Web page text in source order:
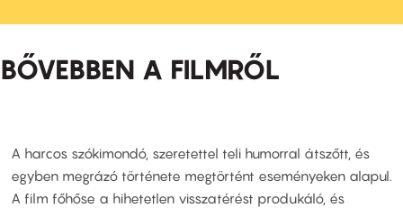
BŐVEBBEN A FILMRŐL
A harcos szókimondó, szeretettel teli humorral átszőtt, és
egyben megrázó története megtörtént eseményeken alapul.
A film főhőse a hihetetlen visszatérést produkáló, és